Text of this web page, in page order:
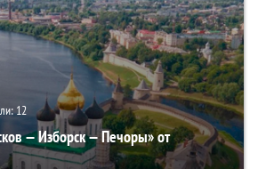
12
— Изборск — Печоры» от